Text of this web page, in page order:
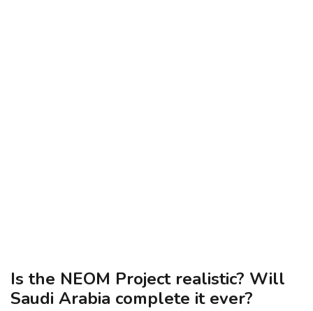
Is the NEOM Project realistic? Will
Saudi Arabia complete it ever?